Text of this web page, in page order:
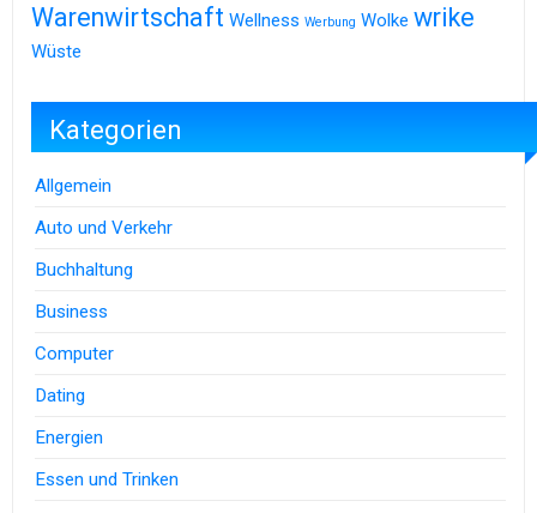
Warenwirtschaft Wellness Werbung Wolke wrike
Wüste
Kategorien
Allgemein
Auto und Verkehr
Buchhaltung
Business
Computer
Dating
Energien
Essen und Trinken